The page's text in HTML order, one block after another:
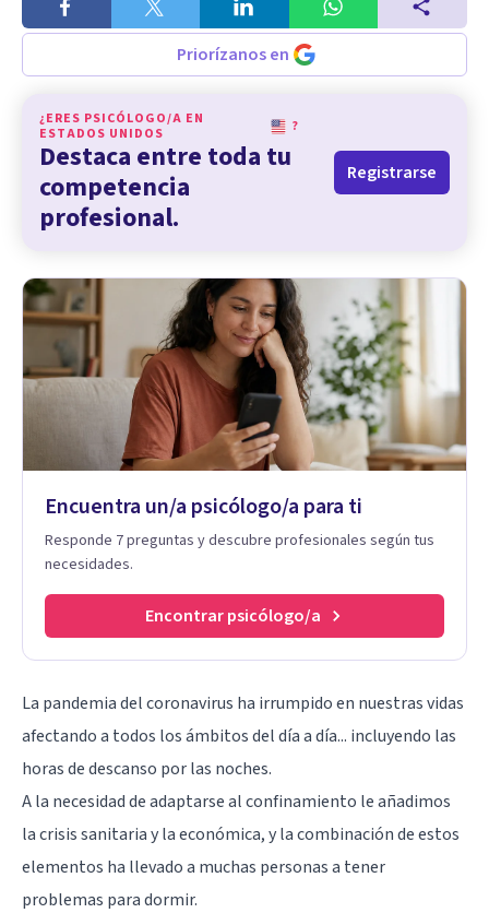
Priorízanos en
¿ERES PSICÓLOGO/A EN
ESTADOS UNIDOS
?
Destaca entre toda tu
competencia
profesional.
Registrarse
Encuentra un/a psicólogo/a para ti
Responde 7 preguntas y descubre profesionales según tus
necesidades.
Encontrar psicólogo/a
La pandemia del coronavirus ha irrumpido en nuestras vidas
afectando a todos los ámbitos del día a día... incluyendo las
horas de descanso por las noches.
A la necesidad de adaptarse al confinamiento le añadimos
la crisis sanitaria y la económica, y la combinación de estos
elementos ha llevado a muchas personas a tener
problemas para dormir.